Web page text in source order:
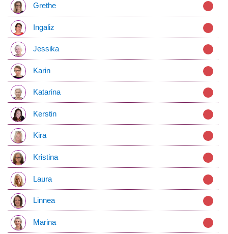
Grethe
Ingaliz
Jessika
Karin
Katarina
Kerstin
Kira
Kristina
Laura
Linnea
Marina